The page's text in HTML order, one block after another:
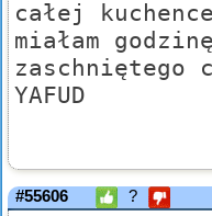
całej
miałam
zaschniętego
YAFUD
#55606 ?